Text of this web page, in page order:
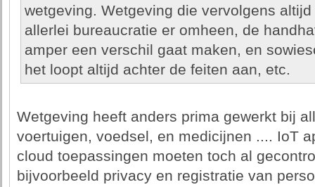
wetgeving. Wetgeving die vervolgens
allerlei bureaucratie er omheen, de
amper een verschil gaat maken, en
het loopt altijd achter de feiten aan, etc.
Wetgeving heeft anders prima gewerkt bij
voertuigen, voedsel, en medicijnen .... IoT
cloud toepassingen moeten toch al
bijvoorbeeld privacy en registratie van